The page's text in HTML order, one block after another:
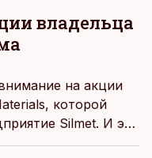
владельца
на акции
которой
Silmet. И это